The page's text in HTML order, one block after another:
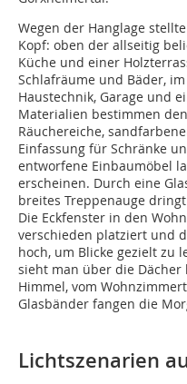
Wegen der Hanglage
Kopf: oben der allseitig
Küche und einer
Schlafräume und Bäder, im
Haustechnik, Garage und
Materialien bestimmen
Räuchereiche,
Einfassung für Schränke
entworfene Einbaumöbel
erscheinen. Durch eine
breites Treppenauge
Die Eckfenster in den
verschieden plat­ziert und
hoch, um Blicke gezielt zu
sieht man über die
Himmel, vom
Glasbänder fangen die
Lichtszenarien